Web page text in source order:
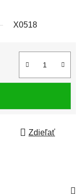
X0518
Zdieľať